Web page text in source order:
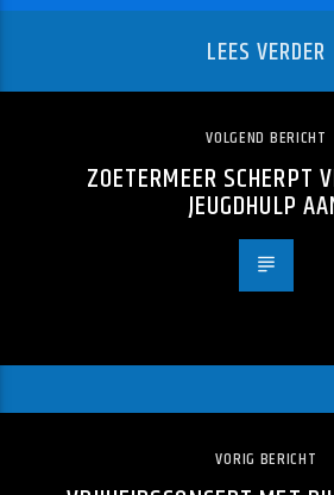
LEES VERDER
VOLGEND BERICHT
ZOETERMEER SCHERPT
JEUGDHULP
VORIG BERICHT